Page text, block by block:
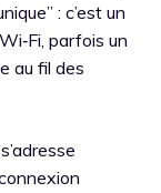
: c’est un
parfois un
au fil des